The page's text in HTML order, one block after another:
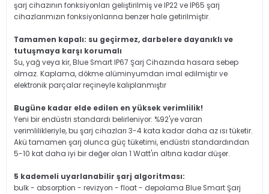
şarj cihazının fonksiyonları geliştirilmiş ve IP22 ve IP65 şarj
cihazlarımızın fonksiyonlarına benzer hale getirilmiştir.
Tamamen kapalı: su geçirmez, darbelere dayanıklı ve
tutuşmaya karşı korumalı
Su, yağ veya kir, Blue Smart IP67 Şarj Cihazında hasara sebep
olmaz. Kaplama, dökme alüminyumdan imal edilmiştir ve
elektronik parçalar reçineyle kalıplanmıştır
Bugüne kadar elde edilen en yüksek verimlilik!
Yeni bir endüstri standardı belirleniyor: %92'ye varan
verimlilikleriyle, bu şarj cihazları 3-4 kata kadar daha az ısı tüketir.
Akü tamamen şarj olunca güç tüketimi, endüstri standardından
5-10 kat daha iyi bir değer olan 1 Watt'ın altına kadar düşer.
5 kademeli uyarlanabilir şarj algoritması:
bulk - absorption - revizyon - float - depolama Blue Smart Şarj